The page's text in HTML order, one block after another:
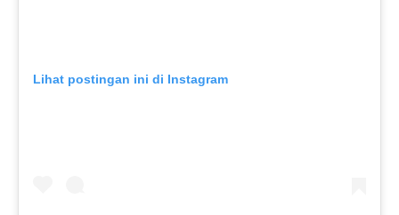
Lihat postingan ini di Instagram